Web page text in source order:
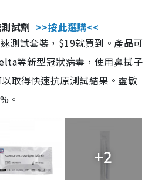
試劑 >>按此選購<<
測試套裝，$19就買到。產品可
等新型冠狀病毒，使用鼻拭子
取得快速抗原測試結果。靈敏
。
+2